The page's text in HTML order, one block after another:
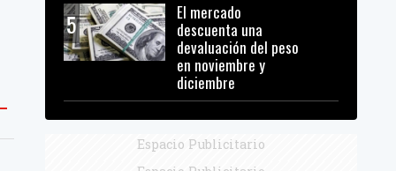
5
El mercado
descuenta una
devaluación del peso
en noviembre y
diciembre
Espacio Publicitario